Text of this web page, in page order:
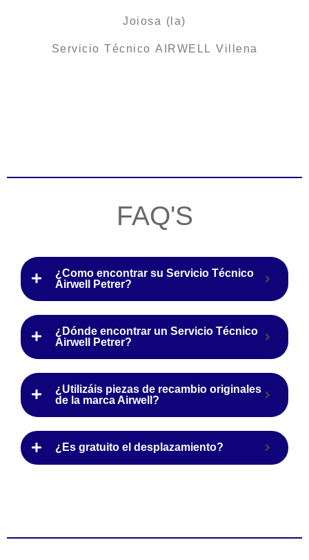
Joiosa (la)
Servicio Técnico AIRWELL Villena
FAQ'S
¿Como encontrar su Servicio Técnico
Airwell Petrer?
¿Dónde encontrar un Servicio Técnico
Airwell Petrer?
¿Utilizáis piezas de recambio originales
de la marca Airwell?
¿Es gratuito el desplazamiento?